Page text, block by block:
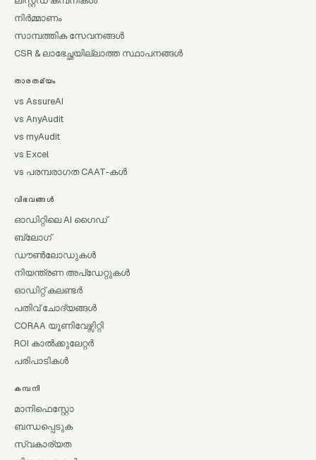
നിർമ്മാണം
സാമ്പത്തിക സേവനങ്ങൾ
CSR & ലാഭേച്ഛയില്ലാത്ത സ്ഥാപനങ്ങൾ
താരതമ്യം
vs AssureAI
vs AnyAudit
vs myAudit
vs Excel
vs പരമ്പരാഗത CAAT-കൾ
വിഭവങ്ങൾ
ഓഡിറ്റിലെ AI ഗൈഡ്
ബ്ലോഗ്
ഡൗൺലോഡുകൾ
നിയന്ത്രണ അപ്ഡേറ്റുകൾ
ഓഡിറ്റ് കലണ്ടർ
പതിവ് ചോദ്യങ്ങൾ
CORAA യൂണിവേഴ്സിറ്റി
ROI കാൽക്കുലേറ്റർ
പരിപാടികൾ
കമ്പനി
മാനിഫെസ്റ്റോ
ബന്ധപ്പെടുക
സ്വകാര്യത